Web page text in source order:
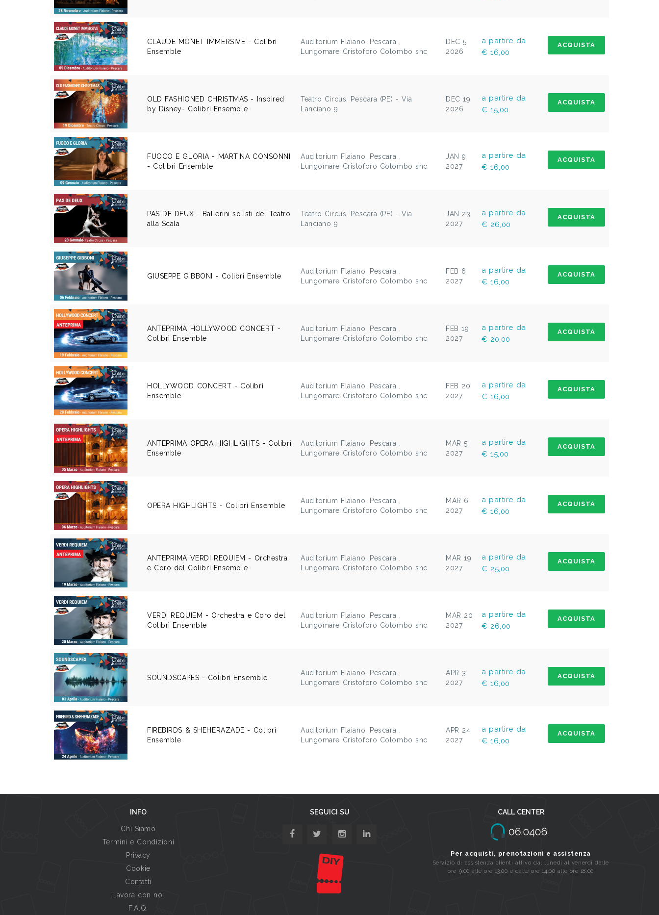
CLAUDE MONET IMMERSIVE - Colibrì
Ensemble
Auditorium Flaiano, Pescara ,
Lungomare Cristoforo Colombo snc
DEC 5
2026
a partire da
€ 16,00
ACQUISTA
OLD FASHIONED CHRISTMAS - Inspired
by Disney- Colibrì Ensemble
Teatro Circus, Pescara (PE) - Via
Lanciano 9
DEC 19
2026
a partire da
€ 15,00
ACQUISTA
FUOCO E GLORIA - MARTINA CONSONNI
- Colibrì Ensemble
Auditorium Flaiano, Pescara ,
Lungomare Cristoforo Colombo snc
JAN 9
2027
a partire da
€ 16,00
ACQUISTA
PAS DE DEUX - Ballerini solisti del Teatro
alla Scala
Teatro Circus, Pescara (PE) - Via
Lanciano 9
JAN 23
2027
a partire da
€ 26,00
ACQUISTA
GIUSEPPE GIBBONI - Colibrì Ensemble
Auditorium Flaiano, Pescara ,
Lungomare Cristoforo Colombo snc
FEB 6
2027
a partire da
€ 16,00
ACQUISTA
ANTEPRIMA HOLLYWOOD CONCERT -
Colibrì Ensemble
Auditorium Flaiano, Pescara ,
Lungomare Cristoforo Colombo snc
FEB 19
2027
a partire da
€ 20,00
ACQUISTA
HOLLYWOOD CONCERT - Colibrì
Ensemble
Auditorium Flaiano, Pescara ,
Lungomare Cristoforo Colombo snc
FEB 20
2027
a partire da
€ 16,00
ACQUISTA
ANTEPRIMA OPERA HIGHLIGHTS - Colibrì
Ensemble
Auditorium Flaiano, Pescara ,
Lungomare Cristoforo Colombo snc
MAR 5
2027
a partire da
€ 15,00
ACQUISTA
OPERA HIGHLIGHTS - Colibrì Ensemble
Auditorium Flaiano, Pescara ,
Lungomare Cristoforo Colombo snc
MAR 6
2027
a partire da
€ 16,00
ACQUISTA
ANTEPRIMA VERDI REQUIEM - Orchestra
e Coro del Colibrì Ensemble
Auditorium Flaiano, Pescara ,
Lungomare Cristoforo Colombo snc
MAR 19
2027
a partire da
€ 25,00
ACQUISTA
VERDI REQUIEM - Orchestra e Coro del
Colibrì Ensemble
Auditorium Flaiano, Pescara ,
Lungomare Cristoforo Colombo snc
MAR 20
2027
a partire da
€ 26,00
ACQUISTA
SOUNDSCAPES - Colibrì Ensemble
Auditorium Flaiano, Pescara ,
Lungomare Cristoforo Colombo snc
APR 3
2027
a partire da
€ 16,00
ACQUISTA
FIREBIRDS & SHEHERAZADE - Colibrì
Ensemble
Auditorium Flaiano, Pescara ,
Lungomare Cristoforo Colombo snc
APR 24
2027
a partire da
€ 16,00
ACQUISTA
INFO
Chi Siamo
Termini e Condizioni
Privacy
Cookie
Contatti
Lavora con noi
F.A.Q.
SEGUICI SU CALL CENTER
Per acquisti, prenotazioni e assistenza
Servizio di assistenza clienti attivo dal lunedi al venerdi dalle
ore 9:00 alle ore 13:00 e dalle ore 14:00 alle ore 18:00